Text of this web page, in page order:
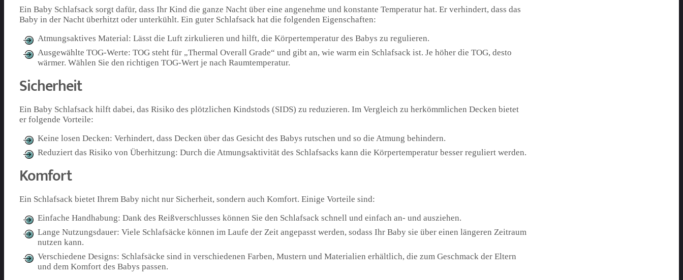
Ein Baby Schlafsack sorgt dafür, dass Ihr Kind die ganze Nacht über eine angenehme und konstante Temperatur hat. Er verhindert, dass das
Baby in der Nacht überhitzt oder unterkühlt. Ein guter Schlafsack hat die folgenden Eigenschaften:
Atmungsaktives Material: Lässt die Luft zirkulieren und hilft, die Körpertemperatur des Babys zu regulieren.
Ausgewählte TOG-Werte: TOG steht für „Thermal Overall Grade“ und gibt an, wie warm ein Schlafsack ist. Je höher die TOG, desto
wärmer. Wählen Sie den richtigen TOG-Wert je nach Raumtemperatur.
Sicherheit
Ein Baby Schlafsack hilft dabei, das Risiko des plötzlichen Kindstods (SIDS) zu reduzieren. Im Vergleich zu herkömmlichen Decken bietet
er folgende Vorteile:
Keine losen Decken: Verhindert, dass Decken über das Gesicht des Babys rutschen und so die Atmung behindern.
Reduziert das Risiko von Überhitzung: Durch die Atmungsaktivität des Schlafsacks kann die Körpertemperatur besser reguliert werden.
Komfort
Ein Schlafsack bietet Ihrem Baby nicht nur Sicherheit, sondern auch Komfort. Einige Vorteile sind:
Einfache Handhabung: Dank des Reißverschlusses können Sie den Schlafsack schnell und einfach an- und ausziehen.
Lange Nutzungsdauer: Viele Schlafsäcke können im Laufe der Zeit angepasst werden, sodass Ihr Baby sie über einen längeren Zeitraum
nutzen kann.
Verschiedene Designs: Schlafsäcke sind in verschiedenen Farben, Mustern und Materialien erhältlich, die zum Geschmack der Eltern
und dem Komfort des Babys passen.